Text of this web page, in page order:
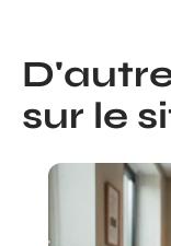
sur le